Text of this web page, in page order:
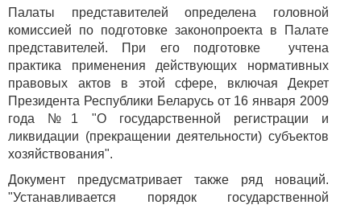
Палаты представителей определена головной
комиссией по подготовке законопроекта в Палате
представителей. При его подготовке учтена
практика применения действующих нормативных
правовых актов в этой сфере, включая Декрет
Президента Республики Беларусь от 16 января 2009
года №1 "О государственной регистрации и
ликвидации (прекращении деятельности) субъектов
хозяйствования".
Документ предусматривает также ряд новаций.
"Устанавливается порядок государственной